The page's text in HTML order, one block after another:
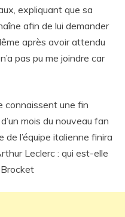
expliquant que sa
afin de lui demander
après avoir attendu
pas pu me joindre car
connaissent une fin
mois du nouveau fan
de l’équipe italienne finira
Leclerc : qui est-elle